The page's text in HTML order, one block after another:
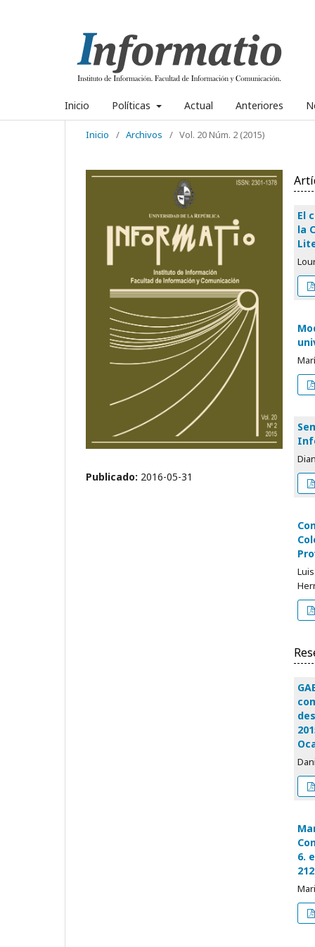
Inicio Políticas Actual Anteriores
Inicio / Archivos / Vol. 20 Núm. 2 (2015)
Publicado: 2016-05-31
El
la
6.